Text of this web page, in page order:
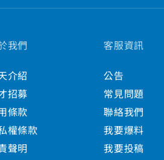
我們
介紹
招募
條款
權條款
聲明
客服資訊
公告
常見問題
聯絡我們
我要爆料
我要投稿